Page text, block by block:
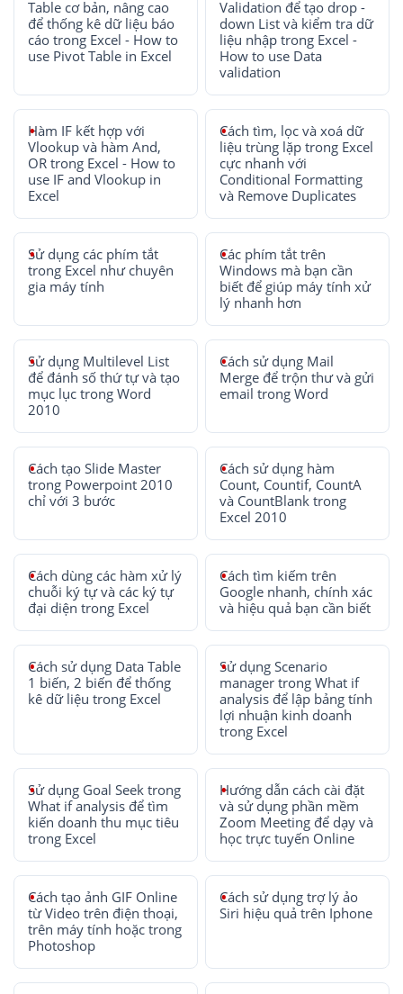
Table cơ bản, nâng cao
để thống kê dữ liệu báo
cáo trong Excel - How to
use Pivot Table in Excel
Validation để tạo drop -
down List và kiểm tra dữ
liệu nhập trong Excel -
How to use Data
validation
Hàm IF kết hợp với
Vlookup và hàm And,
OR trong Excel - How to
use IF and Vlookup in
Excel
Cách tìm, lọc và xoá dữ
liệu trùng lặp trong Excel
cực nhanh với
Conditional Formatting
và Remove Duplicates
Sử dụng các phím tắt
trong Excel như chuyên
gia máy tính
Các phím tắt trên
Windows mà bạn cần
biết để giúp máy tính xử
lý nhanh hơn
Sử dụng Multilevel List
để đánh số thứ tự và tạo
mục lục trong Word
2010
Cách sử dụng Mail
Merge để trộn thư và gửi
email trong Word
Cách tạo Slide Master
trong Powerpoint 2010
chỉ với 3 bước
Cách sử dụng hàm
Count, Countif, CountA
và CountBlank trong
Excel 2010
Cách dùng các hàm xử lý
chuỗi ký tự và các ký tự
đại diện trong Excel
Cách tìm kiếm trên
Google nhanh, chính xác
và hiệu quả bạn cần biết
Cách sử dụng Data Table
1 biến, 2 biến để thống
kê dữ liệu trong Excel
Sử dụng Scenario
manager trong What if
analysis để lập bảng tính
lợi nhuận kinh doanh
trong Excel
Sử dụng Goal Seek trong
What if analysis để tìm
kiến doanh thu mục tiêu
trong Excel
Hướng dẫn cách cài đặt
và sử dụng phần mềm
Zoom Meeting để dạy và
học trực tuyến Online
Cách tạo ảnh GIF Online
từ Video trên điện thoại,
trên máy tính hoặc trong
Photoshop
Cách sử dụng trợ lý ảo
Siri hiệu quả trên Iphone